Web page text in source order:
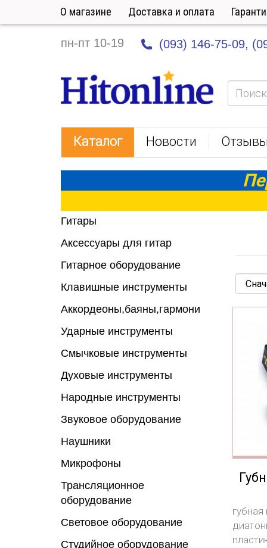
О магазине Доставка и оплата
пн-пт 10-19 (093) 146-75-09,
HitOnline
Каталог Новости
Гитары
Аксессуары для гитар
Гитарное оборудование
Клавишные инструменты
Аккордеоны,баяны,гармони
Ударные инструменты
Смычковые инструменты
Духовые инструменты
Народные инструменты
Звуковое оборудование
Наушники
Микрофоны
Трансляционное
оборудование
Световое оборудование
Студийное оборудование